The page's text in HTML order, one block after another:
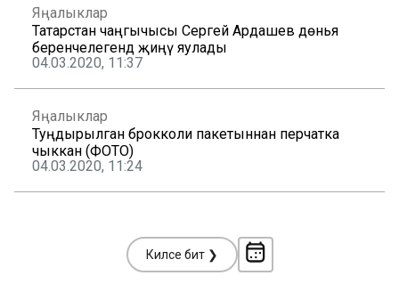
Яңалыклар
Татарстан чаңгычысы Сергей Ардашев дөнья
беренчелегендә җиңү яулады
04.03.2020, 11:37
Яңалыклар
Туңдырылган брокколи пакетыннан перчатка
чыккан (ФОТО)
04.03.2020, 11:24
Киләсе бит ❯